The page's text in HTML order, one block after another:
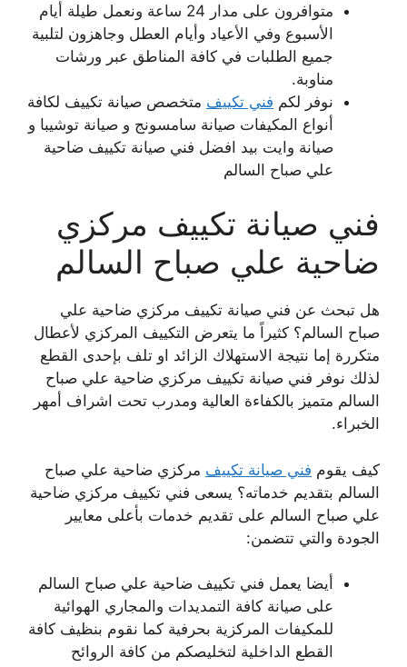
متوافرون على مدار 24 ساعة ونعمل طيلة أيام
الأسبوع وفي الأعياد وأيام العطل وجاهزون لتلبية
جميع الطلبات في كافة المناطق عبر ورشات
مناوبة.
نوفر لكم فني تكييف متخصص صيانة تكييف لكافة
أنواع المكيفات صيانة سامسونج و صيانة توشيبا و
صيانة وايت بيد افضل فني صيانة تكييف ضاحية
علي صباح السالم
فني صيانة تكييف مركزي
ضاحية علي صباح السالم
هل تبحث عن فني صيانة تكييف مركزي ضاحية علي
صباح السالم؟ كثيراً ما يتعرض التكييف المركزي لأعطال
متكررة إما نتيجة الاستهلاك الزائد او تلف بإحدى القطع
لذلك نوفر فني صيانة تكييف مركزي ضاحية علي صباح
السالم متميز بالكفاءة العالية ومدرب تحت اشراف أمهر
الخبراء.
كيف يقوم فني صيانة تكييف مركزي ضاحية علي صباح
السالم بتقديم خدماته؟ يسعى فني تكييف مركزي ضاحية
علي صباح السالم على تقديم خدمات بأعلى معايير
الجودة والتي تتضمن:
أيضا يعمل فني تكييف ضاحية علي صباح السالم
على صيانة كافة التمديدات والمجاري الهوائية
للمكيفات المركزية بحرفية كما نقوم بنظيف كافة
القطع الداخلية لتخليصكم من كافة الروائح